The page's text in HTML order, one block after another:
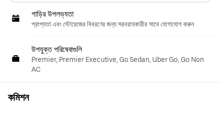
গাড়ির উপলভ্যতা
প্রাপ্যতা এবং স্টোরেজের বিবরণের জন্য সরবরাহকারীর সাথে যোগাযোগ করুন
উপযুক্ত পরিষেবাগুলি
Premier, Premier Executive, Go Sedan, Uber Go, Go Non
AC
কমিশন